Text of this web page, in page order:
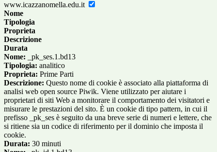
www.icazzanomella.edu.it
Nome
Tipologia
Proprieta
Descrizione
Durata
Nome: _pk_ses.1.bd13
Tipologia: analitico
Proprieta: Prime Parti
Descrizione: Questo nome di cookie è associato alla piattaforma di
analisi web open source Piwik. Viene utilizzato per aiutare i
proprietari di siti Web a monitorare il comportamento dei visitatori e
misurare le prestazioni del sito. È un cookie di tipo pattern, in cui il
prefisso _pk_ses è seguito da una breve serie di numeri e lettere, che
si ritiene sia un codice di riferimento per il dominio che imposta il
cookie.
Durata: 30 minuti